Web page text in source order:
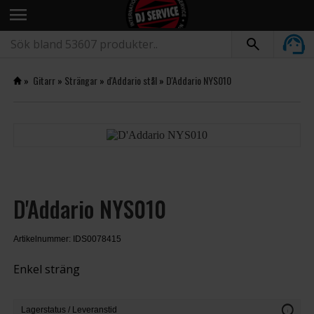
menu
» Gitarr» Strängar» d'Addario stål» D'Addario NYS010
D'Addario NYS010
Artikelnummer: IDS0078415
Enkel sträng
Lagerstatus / Leveranstid info